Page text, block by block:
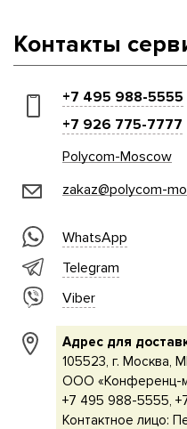
Контакты
+7 495 988-5555
+7 926 775-7777
Polycom-Moscow
zakaz@polycom-
WhatsApp
Telegram
Viber
Адрес для
105523, г. Москва,
ООО «Конференц-
+7 495 988-5555,
Контактное лицо: